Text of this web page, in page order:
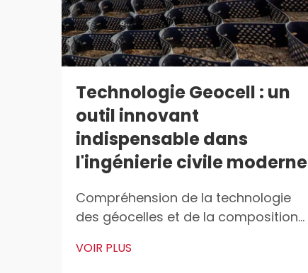
Technologie Geocell : un
outil innovant
indispensable dans
l'ingénierie civile moderne
Compréhension de la technologie
des géocelles et de la composition
Les géocelles sont ces structures
VOIR PLUS